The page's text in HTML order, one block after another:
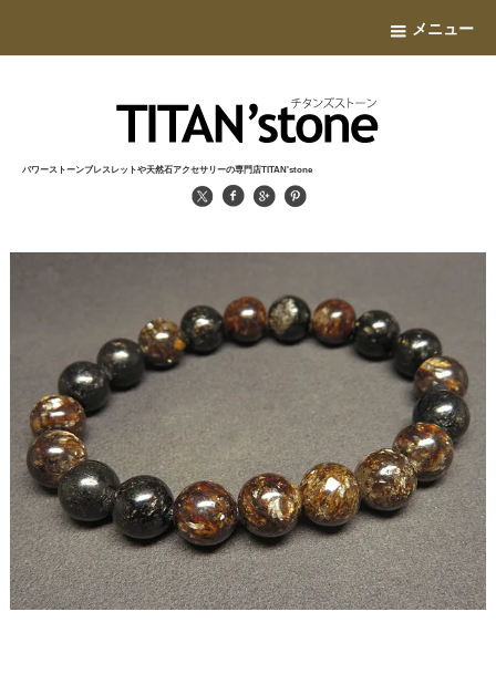
メニュー
パワーストーンブレスレットや天然石アクセサリーの専門店TITAN'stone